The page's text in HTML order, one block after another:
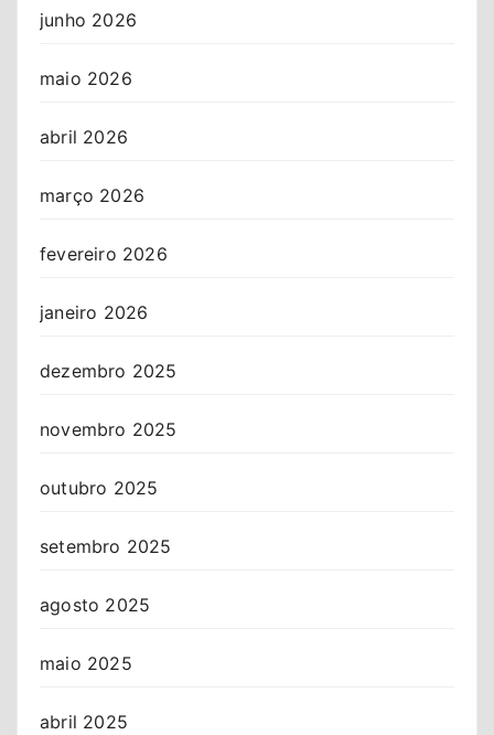
junho 2026
maio 2026
abril 2026
março 2026
fevereiro 2026
janeiro 2026
dezembro 2025
novembro 2025
outubro 2025
setembro 2025
agosto 2025
maio 2025
abril 2025